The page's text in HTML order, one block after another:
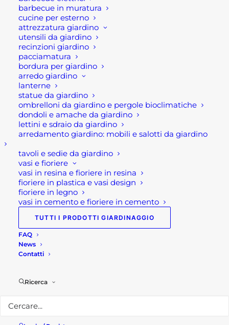
barbecue in muratura
cucine per esterno
attrezzatura giardino
utensili da giardino
recinzioni giardino
pacciamatura
bordura per giardino
arredo giardino
lanterne
statue da giardino
ombrelloni da giardino e pergole bioclimatiche
dondoli e amache da giardino
lettini e sdraio da giardino
arredamento giardino: mobili e salotti da giardino
tavoli e sedie da giardino
vasi e fioriere
vasi in resina e fioriere in resina
fioriere in plastica e vasi design
fioriere in legno
vasi in cemento e fioriere in cemento
TUTTI I PRODOTTI GIARDINAGGIO
FAQ
News
Contatti
Ricerca
Rota Commerciale ha selezionato per i suoi clienti
alcune soluzioni di barbecue. Potrete trovare
alcuni modelli sul nostro
nei nostri punti vendita di Ponte San Pietro.
Cosa aspetti!! Ti aiuteremo a trovare a scegliere la
soluzione adatta a te!
Per maggiori informazioni
Seguici suFacebookoInstagram
<a href=”https://it.freepik.com/foto-
gratuito/sfondo-di-griglia-primo-piano-della-
griglia-del-fuoco-del-barbecue-isolato-su-cenni-
storici-
di jcomp</a> su Freepik
Articoli recenti